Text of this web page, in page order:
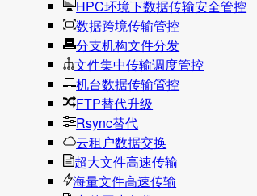
HPC环境下数据传输安全管控
数据跨境传输管控
分支机构文件分发
文件集中传输调度管控
机台数据传输管控
FTP替代升级
Rsync替代
云租户数据交换
超大文件高速传输
海量文件高速传输